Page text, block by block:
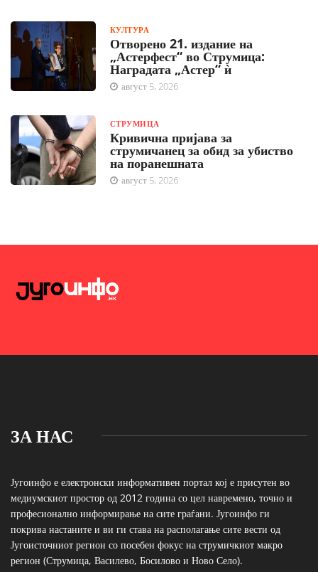
КУЛТУРА
Отворено 21. издание на
„Астерфест“ во Струмица:
Наградата „Астер“ ѝ
август 5, 2026
СТРУМИЦА
Кривична пријава за
струмичанец за обид за убиство
на поранешната
август 5, 2026
ЗА НАС
Југоинфо е електронски информативен портал кој е присутен во
медиумскиот простор од 2012 година со цел навремено, точно и
професионално информирање на сите граѓани. Југоинфо ги
покрива настаните и ви ги става на располагање сите вести од
Југоисточниот регион со посебен фокус на струмичкиот макро
регион (Струмица, Василево, Босилово и Ново Село).